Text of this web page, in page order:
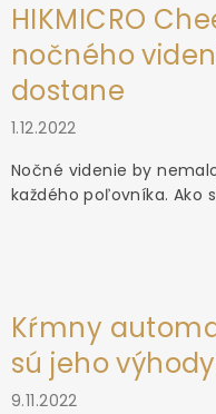
HIKMICRO
nočného
dostane
1.12.2022
Nočné videnie by
každého poľovníka. Ako
Kŕmny
sú jeho
9.11.2022